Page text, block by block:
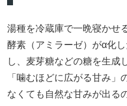
湯種を冷蔵庫で一晩寝かせ
酵素（アミラーゼ）がα化
し、麦芽糖などの糖を生成
「噛むほどに広がる甘み」
なくても自然な甘みが出る